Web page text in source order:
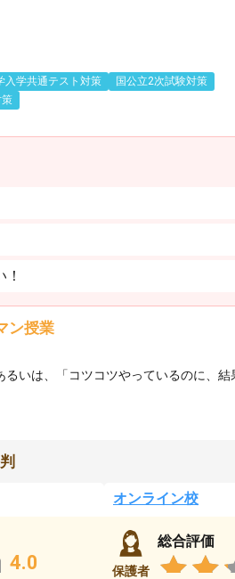
入学共通テスト対策
国公立2次試験対策
策
ン授業
いは、「コツコツやっているのに、
4.0
オンライン校
保護者
総合評価